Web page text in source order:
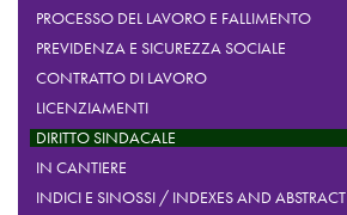
PROCESSO DEL LAVORO E FALLIMENTO
PREVIDENZA E SICUREZZA SOCIALE
CONTRATTO DI LAVORO
LICENZIAMENTI
DIRITTO SINDACALE
IN CANTIERE
INDICI E SINOSSI / INDEXES AND ABSTRACT